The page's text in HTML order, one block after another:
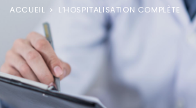
ACCUEIL > L’HOSPITALISATION COMPLÈTE